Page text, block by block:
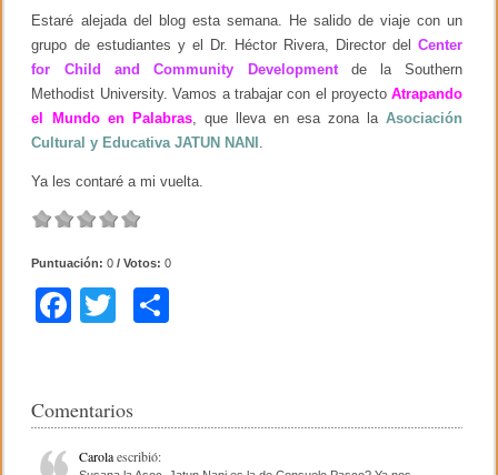
Estaré alejada del blog esta semana. He salido de viaje con un
grupo de estudiantes y el Dr. Héctor Rivera, Director delCenter
for Child and Community Development
de la Southern
Methodist University. Vamos a trabajar con el proyectoAtrapando
el Mundo en Palabras, que lleva en esa zona laAsociación
Cultural y Educativa JATUN NANI
Ya les contaré a mi vuelta.
Puntuación:0 / Votos:0
F
e
b
er
Comentarios
Carolaescribió: